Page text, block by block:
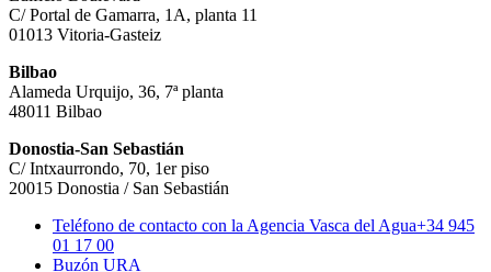
C/ Portal de Gamarra, 1A, planta 11
01013 Vitoria-Gasteiz
Bilbao
Alameda Urquijo, 36, 7ª planta
48011 Bilbao
Donostia-San Sebastián
C/ Intxaurrondo, 70, 1er piso
20015 Donostia / San Sebastián
Teléfono de contacto con la Agencia Vasca del Agua+34 945
01 17 00
Buzón URA